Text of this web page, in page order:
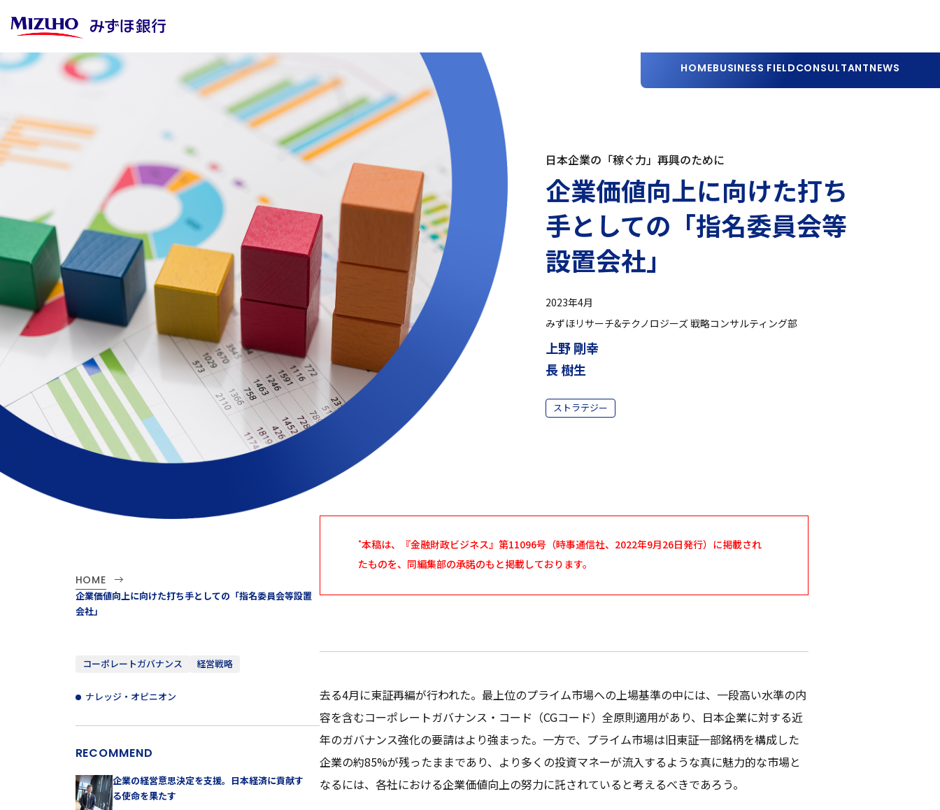
HOMEBUSINESS FIELDCONSULTANTNEWS
日本企業の「稼ぐ力」再興のために
企業価値向上に向けた打ち
手としての「指名委員会等
設置会社」
2023年4月
みずほリサーチ&テクノロジーズ 戦略コンサルティング部
上野 剛幸
長 樹生
ストラテジー
HOME
企業価値向上に向けた打ち手としての「指名委員会等設置
会社」
コーポレートガバナンス 経営戦略
ナレッジ・オピニオン
RECOMMEND
企業の経営意思決定を支援。日本経済に貢献す
る使命を果たす
*本稿は、『金融財政ビジネス』第11096号（時事通信社、2022年9月26日発行）に掲載され
たものを、同編集部の承諾のもと掲載しております。
去る4月に東証再編が行われた。最上位のプライム市場への上場基準の中には、一段高い水準の内
容を含むコーポレートガバナンス・コード（CGコード）全原則適用があり、日本企業に対する近
年のガバナンス強化の要請はより強まった。一方で、プライム市場は旧東証一部銘柄を構成した
企業の約85%が残ったままであり、より多くの投資マネーが流入するような真に魅力的な市場と
なるには、各社における企業価値向上の努力に託されていると考えるべきであろう。